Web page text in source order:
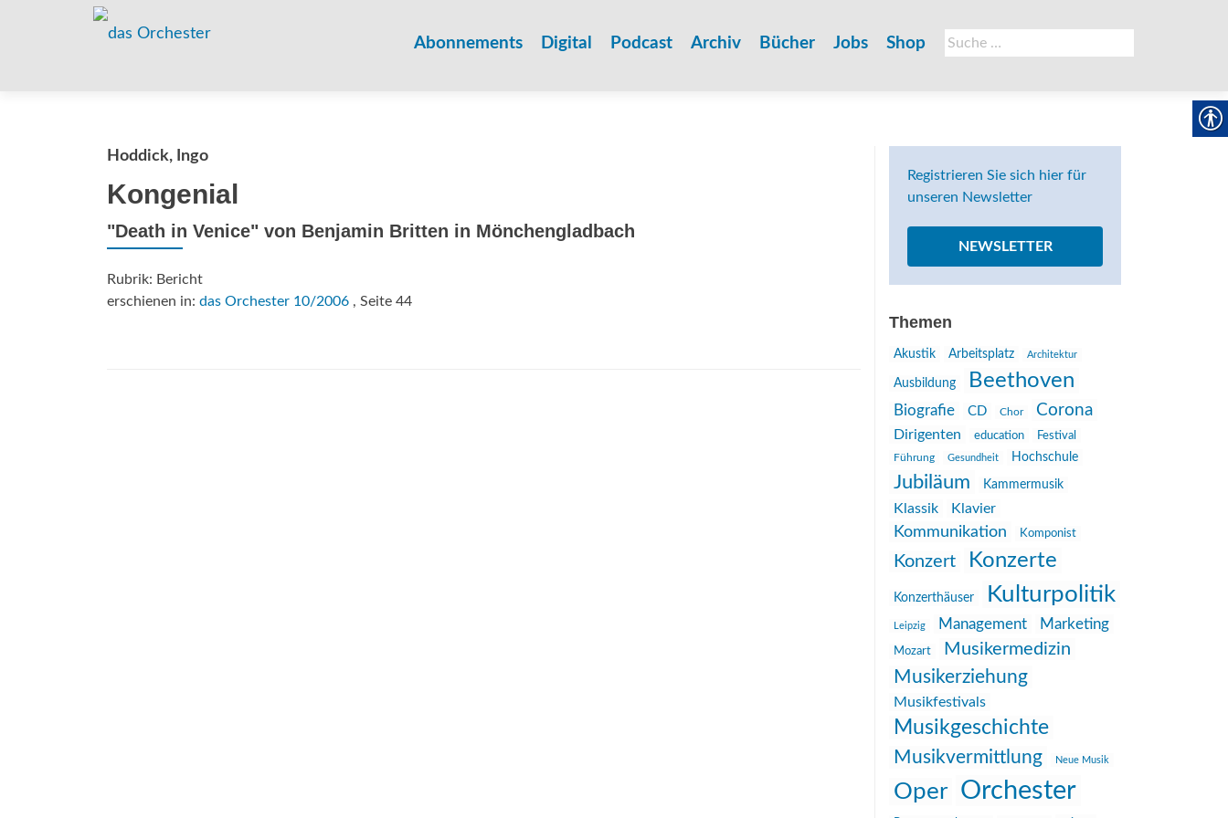
Suche
nach:
Abonnements Digital Podcast Archiv Bücher Jobs Shop
Hoddick, Ingo
Kongenial
"Death in Venice" von Benjamin Britten in Mönchengladbach
Rubrik: Bericht
erschienen in: das Orchester 10/2006 , Seite 44
Registrieren Sie sich hier für
unseren Newsletter
NEWSLETTER
Themen
Akustik Arbeitsplatz Architektur
Ausbildung Beethoven
Biografie CD Chor Corona
Dirigenten education
Festival
Führung
Gesundheit Hochschule
Jubiläum Kammermusik
Klassik Klavier
Kommunikation Komponist
Konzert Konzerte
Konzerthäuser Kulturpolitik
Leipzig Management Marketing
Mozart Musikermedizin
Musikerziehung
Musikfestivals
Musikgeschichte
Musikvermittlung Neue Musik
Oper Orchester